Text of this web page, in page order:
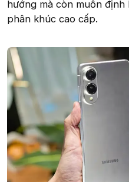
hướng mà còn muốn
phân khúc cao cấp.